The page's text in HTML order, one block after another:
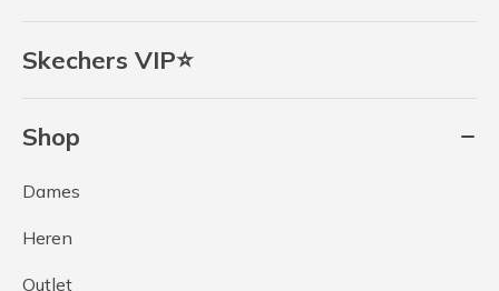
Skechers VIP⭐
Shop
Dames
Heren
Outlet